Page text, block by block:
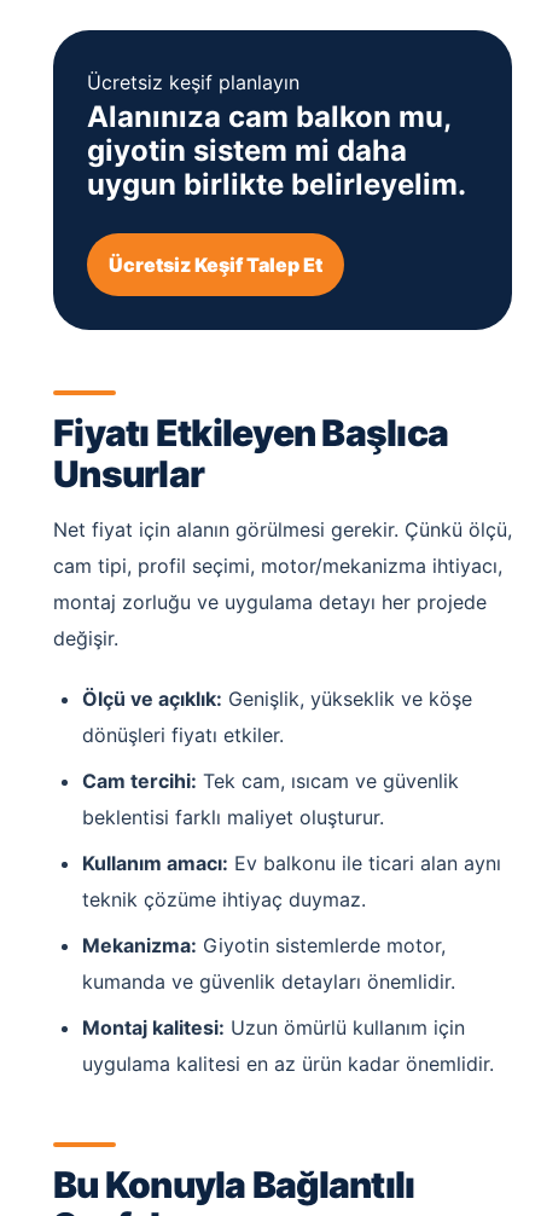
Ücretsiz keşif planlayın
Alanınıza cam balkon mu,
giyotin sistem mi daha
uygun birlikte belirleyelim.
Ücretsiz Keşif Talep Et
Fiyatı Etkileyen Başlıca
Unsurlar
Net fiyat için alanın görülmesi gerekir. Çünkü ölçü,
cam tipi, profil seçimi, motor/mekanizma ihtiyacı,
montaj zorluğu ve uygulama detayı her projede
değişir.
Ölçü ve açıklık: Genişlik, yükseklik ve köşe
dönüşleri fiyatı etkiler.
Cam tercihi: Tek cam, ısıcam ve güvenlik
beklentisi farklı maliyet oluşturur.
Kullanım amacı: Ev balkonu ile ticari alan aynı
teknik çözüme ihtiyaç duymaz.
Mekanizma: Giyotin sistemlerde motor,
kumanda ve güvenlik detayları önemlidir.
Montaj kalitesi: Uzun ömürlü kullanım için
uygulama kalitesi en az ürün kadar önemlidir.
Bu Konuyla Bağlantılı